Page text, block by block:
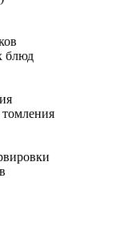
блюд